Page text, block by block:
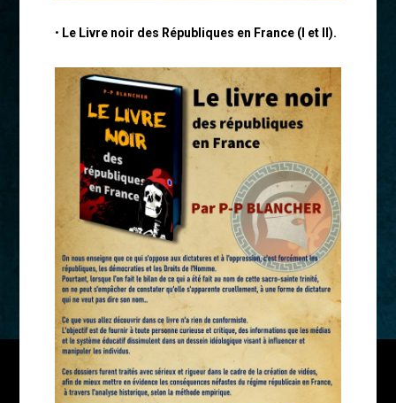
• Le Livre noir des Républiques en France (I et II).